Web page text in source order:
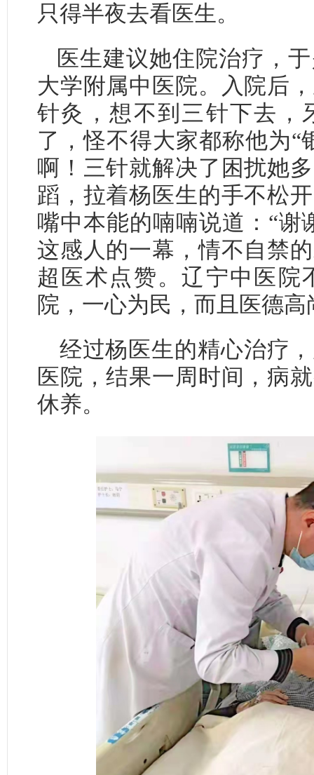
只得半夜去看医生。
医生建议她住院治疗，
大学附属中医院。入院后
针灸，想不到三针下去，
了，怪不得大家都称他为“
啊！三针就解决了困扰她
蹈，拉着杨医生的手不松
嘴中本能的喃喃说道：“谢
这感人的一幕，情不自禁
超医术点赞。辽宁中医院
院，一心为民，而且医德
经过杨医生的精心治疗
医院，结果一周时间，病
休养。